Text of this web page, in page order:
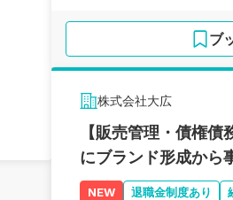
ブ
株式会社大広
【販売管理・債権
にブランド形成から
NEW 退職金制度あり